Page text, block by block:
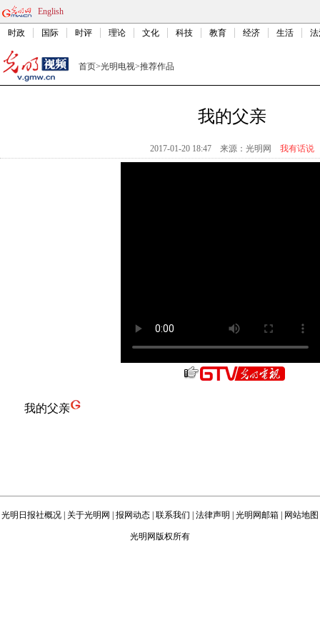
English
时政 国际 时评 理论 文化 科技 教育 经济 生活
首页>光明电视>推荐作品
我的父亲
2017-01-20 18:47 来源： 光明网 我有话说
我的父亲
光明日报社概况 关于光明网 报网动态 联系我们 法律声明 光明网邮箱 网站地图
光明网版权所有